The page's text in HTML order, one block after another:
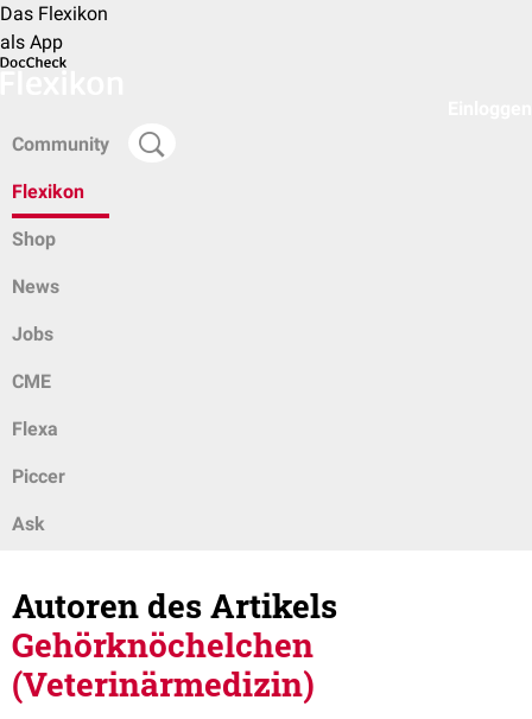
Das Flexikon
als App
Community
Flexikon
Shop
News
Jobs
CME
Flexa
Piccer
Ask
Autoren des Artikels
Gehörknöchelchen
(Veterinärmedizin)